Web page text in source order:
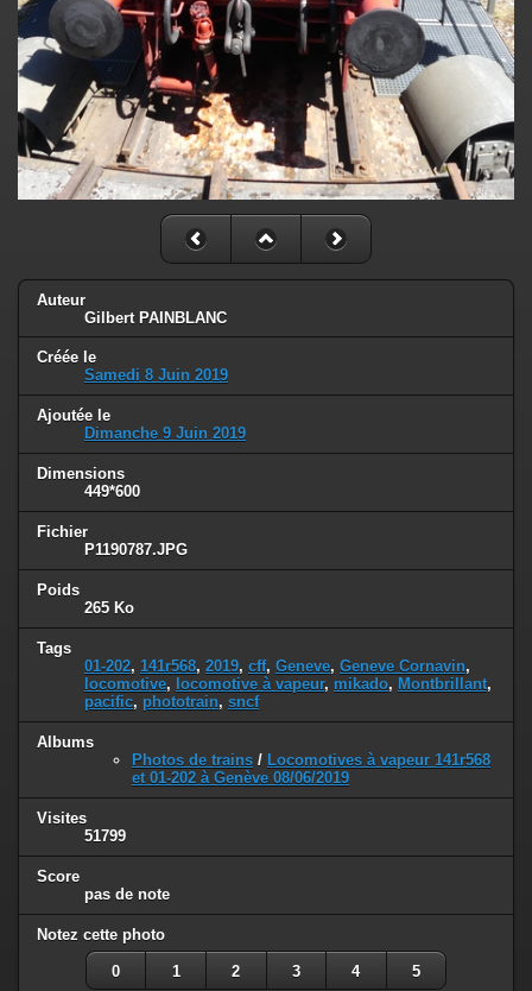
Auteur
Gilbert PAINBLANC
Créée le
Samedi 8 Juin 2019
Ajoutée le
Dimanche 9 Juin 2019
Dimensions
449*600
Fichier
P1190787.JPG
Poids
265 Ko
Tags
01-202, 141r568, 2019, cff, Geneve, Geneve Cornavin,
locomotive, locomotive à vapeur, mikado, Montbrillant,
pacific, phototrain, sncf
Albums
Photos de trains / Locomotives à vapeur 141r568
et 01-202 à Genève 08/06/2019
Visites
51799
Score
pas de note
Notez cette photo
0 1 2 3 4 5